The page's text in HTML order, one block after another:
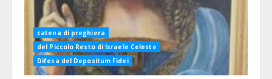
catena di preghiera
del Piccolo Resto di Israele Celeste
Difesa del Depositum Fidei